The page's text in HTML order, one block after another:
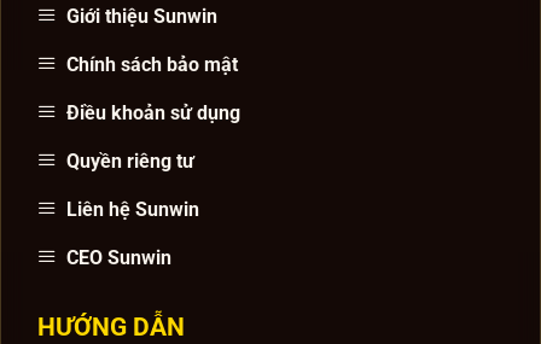
Giới thiệu Sunwin
Chính sách bảo mật
Điều khoản sử dụng
Quyền riêng tư
Liên hệ Sunwin
CEO Sunwin
HƯỚNG DẪN